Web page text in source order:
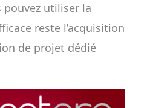
pouvez utiliser la
reste l’acquisition
de projet dédié